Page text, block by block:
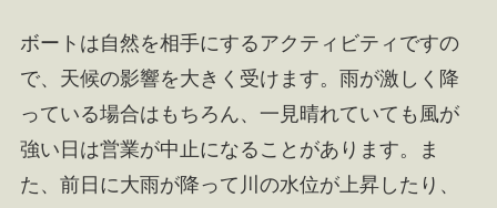
ボートは自然を相手にするアクティビティですの
で、天候の影響を大きく受けます。雨が激しく降
っている場合はもちろん、一見晴れていても風が
強い日は営業が中止になることがあります。ま
た、前日に大雨が降って川の水位が上昇したり、